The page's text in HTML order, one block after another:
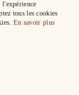
tous les cookies
En savoir plus